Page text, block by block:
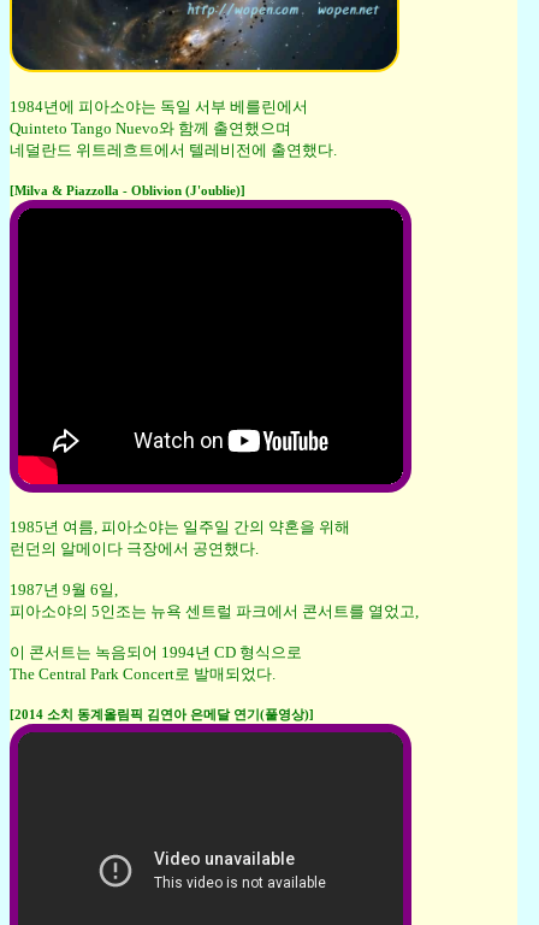
1984년에 피아소야는 독일 서부 베를린에서
Quinteto Tango Nuevo와 함께 출연했으며
네덜란드 위트레흐트에서 텔레비전에 출연했다.
[Milva & Piazzolla - Oblivion (J'oublie)]
1985년 여름, 피아소야는 일주일 간의 약혼을 위해
런던의 알메이다 극장에서 공연했다.
1987년 9월 6일,
피아소야의 5인조는 뉴욕 센트럴 파크에서 콘서트를 열었고,
이 콘서트는 녹음되어 1994년 CD 형식으로
The Central Park Concert로 발매되었다.
[2014 소치 동계올림픽 김연아 은메달 연기(풀영상)]